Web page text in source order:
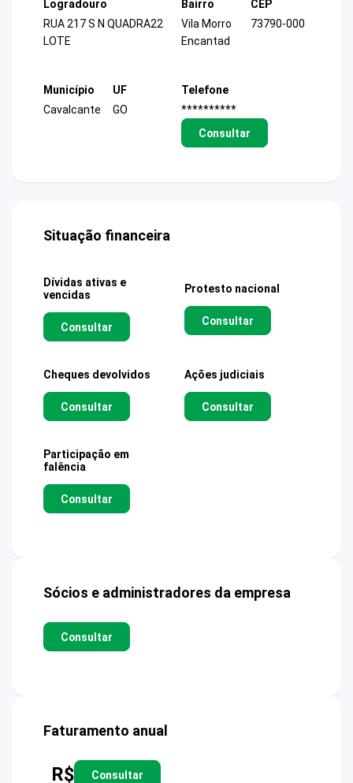
Logradouro
RUA 217 S N QUADRA22
LOTE
Bairro
Vila Morro
Encantad
CEP
73790-000
Município
Cavalcante
UF
GO
Telefone
**********
Consultar
Situação financeira
Dívidas ativas e
vencidas
Consultar
Protesto nacional
Consultar
Cheques devolvidos
Consultar
Ações judiciais
Consultar
Participação em
falência
Consultar
Sócios e administradores da empresa
Consultar
Faturamento anual
R$ Consultar